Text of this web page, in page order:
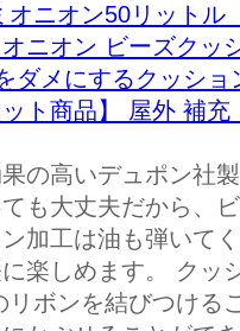
オニオン50リットル
ニオン ビーズクッ
ダメにするクッシ
ト商品】 屋外 補
の高いデュポン社
も大丈夫だから、
加工は油も弾いて
楽しめます。 クッ
リボンを結びつける